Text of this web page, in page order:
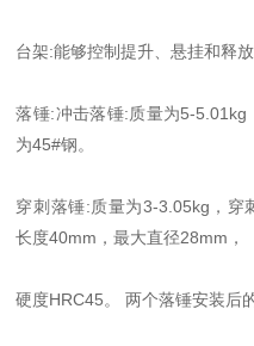
台架:能够控制提升、悬挂和释
落锤:冲击落锤:质量为5-
为45#钢。
穿刺落锤:质量为3-3.05kg，穿
长度40mm，最大直径28mm，
硬度HRC45。 两个落锤安装后